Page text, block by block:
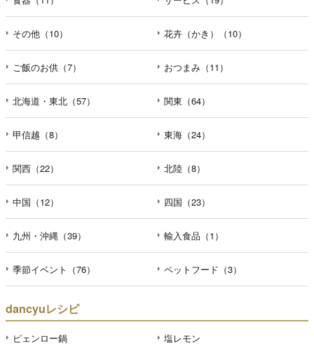
その他（10） 花卉（かき）（10）
ご飯のお供（7） おつまみ（11）
北海道・東北（57） 関東（64）
甲信越（8） 東海（24）
関西（22） 北陸（8）
中国（12） 四国（23）
九州・沖縄（39） 輸入食品（1）
季節イベント（76） ペットフード（3）
dancyuレシピ
ピェンロー鍋 塩レモン